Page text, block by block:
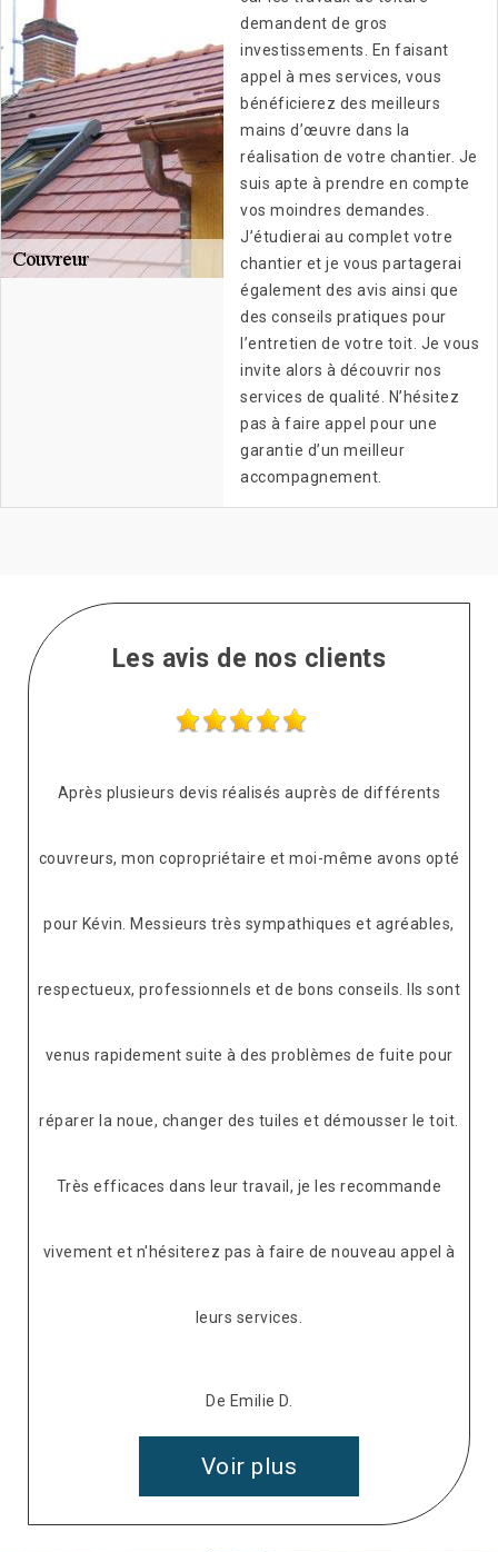
demandent de gros
investissements. En faisant
appel à mes services, vous
bénéficierez des meilleurs
mains d’œuvre dans la
réalisation de votre chantier. Je
suis apte à prendre en compte
vos moindres demandes.
J’étudierai au complet votre
chantier et je vous partagerai
également des avis ainsi que
des conseils pratiques pour
l’entretien de votre toit. Je vous
invite alors à découvrir nos
services de qualité. N’hésitez
pas à faire appel pour une
garantie d’un meilleur
accompagnement.
Les avis de nos clients
auprès de différents
et moi-même avons opté
sympathiques et agréables,
et de bons conseils. Ils sont
à des problèmes de fuite pour
des tuiles et démousser le toit.
travail, je les recommande
à faire de nouveau appel à
Sympa, réactif et
Voir plus